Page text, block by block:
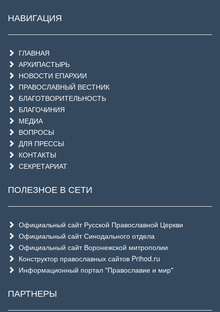
НАВИГАЦИЯ
ГЛАВНАЯ
АРХИПАСТЫРЬ
НОВОСТИ ЕПАРХИИ
ПРАВОСЛАВНЫЙ ВЕСТНИК
БЛАГОТВОРИТЕЛЬНОСТЬ
БЛАГОЧИНИЯ
МЕДИА
ВОПРОСЫ
ДЛЯ ПРЕССЫ
КОНТАКТЫ
СЕКРЕТАРИАТ
ПОЛЕЗНОЕ В СЕТИ
Официальный сайт Русской Православной Церкви
Официальный сайт Синодального отдела
Официальный сайт Воронежской митрополии
Конструктор православных сайтов Prihod.ru
Информационный портал "Православие и мир"
ПАРТНЕРЫ